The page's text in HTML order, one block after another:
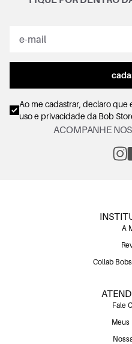
Ao me cadastrar, declaro que
uso e privacidadeda Bob
ACOMPANHE
A
Collab
Fale
Meus